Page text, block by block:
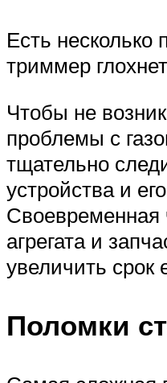
Есть несколько
триммер
Чтобы не
проблемы с
тщательно
устройства и
Своевременная
агрегата и
увеличить срок
Поломки